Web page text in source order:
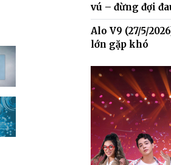
vú – đừng đợi
Alo V9 (27/5/
lớn gặp khó